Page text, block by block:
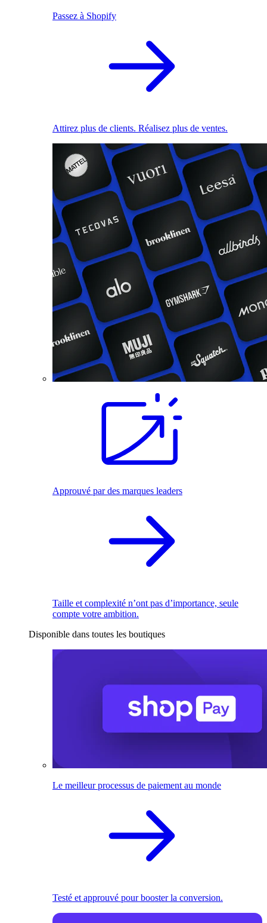
Passez à Shopify
Attirez plus de clients. Réalisez plus de ventes.
Approuvé par des marques leaders
Taille et complexité n’ont pas d’importance, seule
compte votre ambition.
Disponible dans toutes les boutiques
Le meilleur processus de paiement au monde
Testé et approuvé pour booster la conversion.